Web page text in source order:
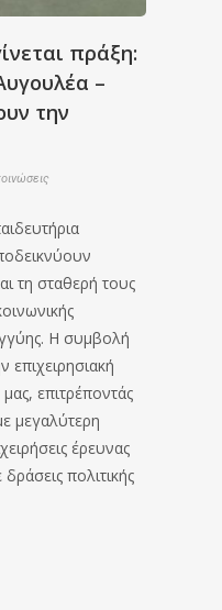
πράξη:
–
την
τη σταθερή τους
Η συμβολή
επιχειρησιακή
επιτρέποντάς
μεγαλύτερη
έρευνας
πολιτικής